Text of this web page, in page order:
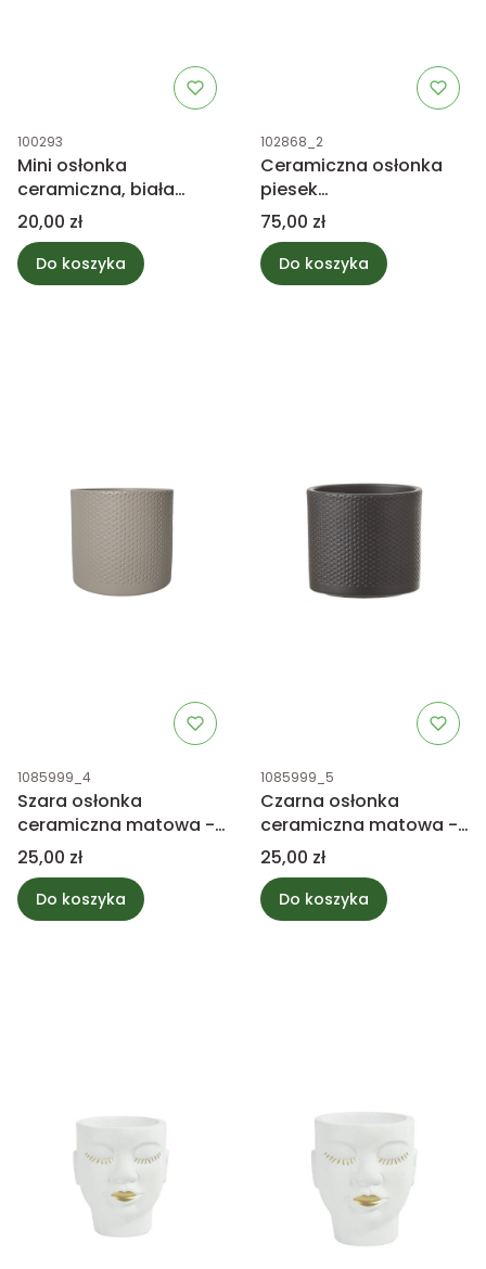
Kod produktu
100293
Mini osłonka
ceramiczna, biała
ozdobna 7,5cm
Cena
20,00 zł
Do koszyka
Kod produktu
102868_2
Ceramiczna osłonka
piesek
kremowy/różowy
14x11cm
Cena
75,00 zł
Do koszyka
Kod produktu
1085999_4
Szara osłonka
ceramiczna matowa -
Era 12,5x13,5cm
Cena
25,00 zł
Do koszyka
Kod produktu
1085999_5
Czarna osłonka
ceramiczna matowa -
Era 12,5x13,5cm
Cena
25,00 zł
Do koszyka